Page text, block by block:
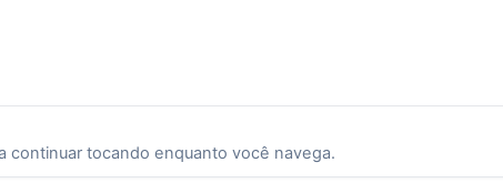
continuar tocando enquanto você navega.